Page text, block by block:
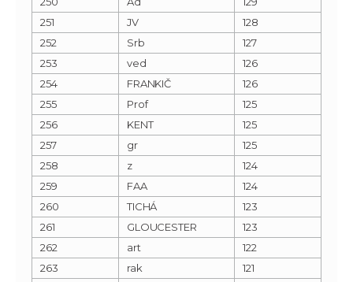
251
JV
128
252
Srb
127
253
ved
126
254
FRANKIČ
126
255
Prof
125
256
KENT
125
257
gr
125
258
z
124
259
FAA
124
260
TICHÁ
123
261
GLOUCESTER
123
262
art
122
263
rak
121